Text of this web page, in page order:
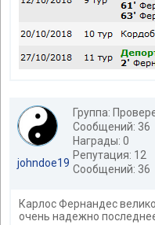
johndoe19
Группа:
Сообщений: 36
Награды: 0
Репутация: 12
Сообщений: 36
Карлос Фернандес
очень надежно